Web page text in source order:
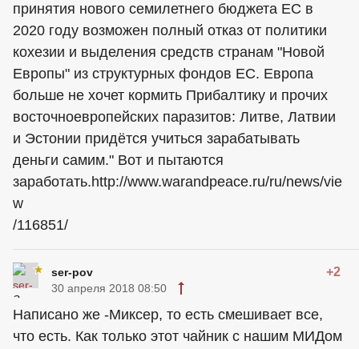
принятия нового семилетнего бюджета ЕС в
2020 году возможен полный отказ от политики
кохезии и выделения средств странам "Новой
Европы" из структурных фондов ЕС. Европа
больше не хочет кормить Прибалтику и прочих
восточноевропейских паразитов: Литве, Латвии
и Эстонии придётся учиться зарабатывать
деньги самим." Вот и пытаются
заработать.http://www.warandpeace.ru/ru/news/vie
w
/116851/
ser-pov +2
30 апреля 2018 08:50
Написано же -Миксер, то есть смешивает все,
что есть. Как только этот чайник с нашим МИДом